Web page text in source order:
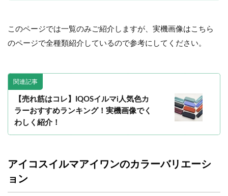
このページでは一覧のみご紹介しますが、実機画像はこちら
のページで全種類紹介しているので参考にしてください。
関連記事
【売れ筋はコレ】IQOSイルマi人気色カ
ラーおすすめランキング！実機画像でく
わしく紹介！
アイコスイルマアイワンのカラーバリエーシ
ョン